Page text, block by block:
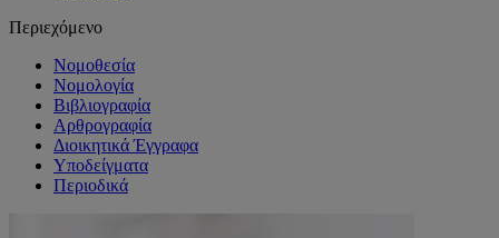
Περιεχόμενο
Νομοθεσία
Νομολογία
Βιβλιογραφία
Αρθρογραφία
Διοικητικά Έγγραφα
Υποδείγματα
Περιοδικά